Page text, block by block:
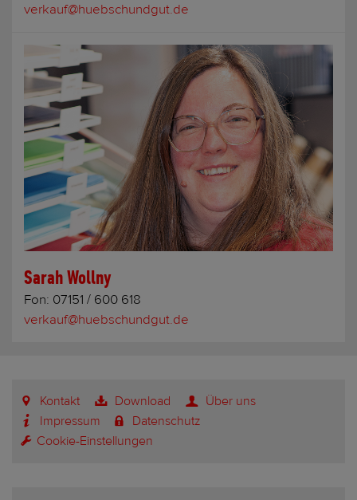
verkauf@huebschundgut.de
Sarah Wollny
Fon: 07151 / 600 618
verkauf@huebschundgut.de
Kontakt Download
Über uns
Impressum
Datenschutz
Cookie-Einstellungen